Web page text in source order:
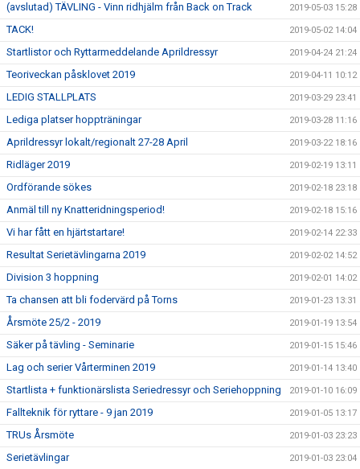
(avslutad) TÄVLING - Vinn ridhjälm från Back on Track 2019-05-03 15:28
TACK! 2019-05-02 14:04
Startlistor och Ryttarmeddelande Aprildressyr 2019-04-24 21:24
Teoriveckan påsklovet 2019 2019-04-11 10:12
LEDIG STALLPLATS 2019-03-29 23:41
Lediga platser hoppträningar 2019-03-28 11:16
Aprildressyr lokalt/regionalt 27-28 April 2019-03-22 18:16
Ridläger 2019 2019-02-19 13:11
Ordförande sökes 2019-02-18 23:18
Anmäl till ny Knatteridningsperiod! 2019-02-18 15:16
Vi har fått en hjärtstartare! 2019-02-14 22:33
Resultat Serietävlingarna 2019 2019-02-02 14:52
Division 3 hoppning 2019-02-01 14:02
Ta chansen att bli fodervärd på Torns 2019-01-23 13:31
Årsmöte 25/2 - 2019 2019-01-19 13:54
Säker på tävling - Seminarie 2019-01-15 15:46
Lag och serier Vårterminen 2019 2019-01-14 13:40
Startlista + funktionärslista Seriedressyr och Seriehoppning 2019-01-10 16:09
Fallteknik för ryttare - 9 jan 2019 2019-01-05 13:17
TRUs Årsmöte 2019-01-03 23:23
Serietävlingar 2019-01-03 23:04